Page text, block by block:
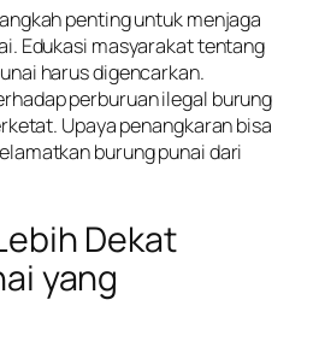
penting untuk menjaga
Edukasi masyarakat tentang
harus digencarkan.
perburuan ilegal burung
Upaya penangkaran bisa
burung punai dari
Dekat
yang